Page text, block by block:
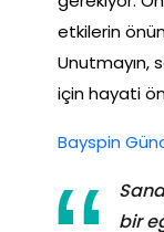
etkilerin
Unutmayın,
için hayati
Bayspin
bir